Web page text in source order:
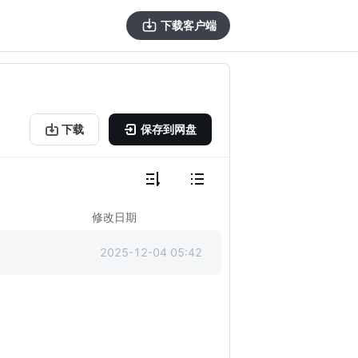
下载客户端
下载 保存到网盘
修改日期
2025-12-04 05:42